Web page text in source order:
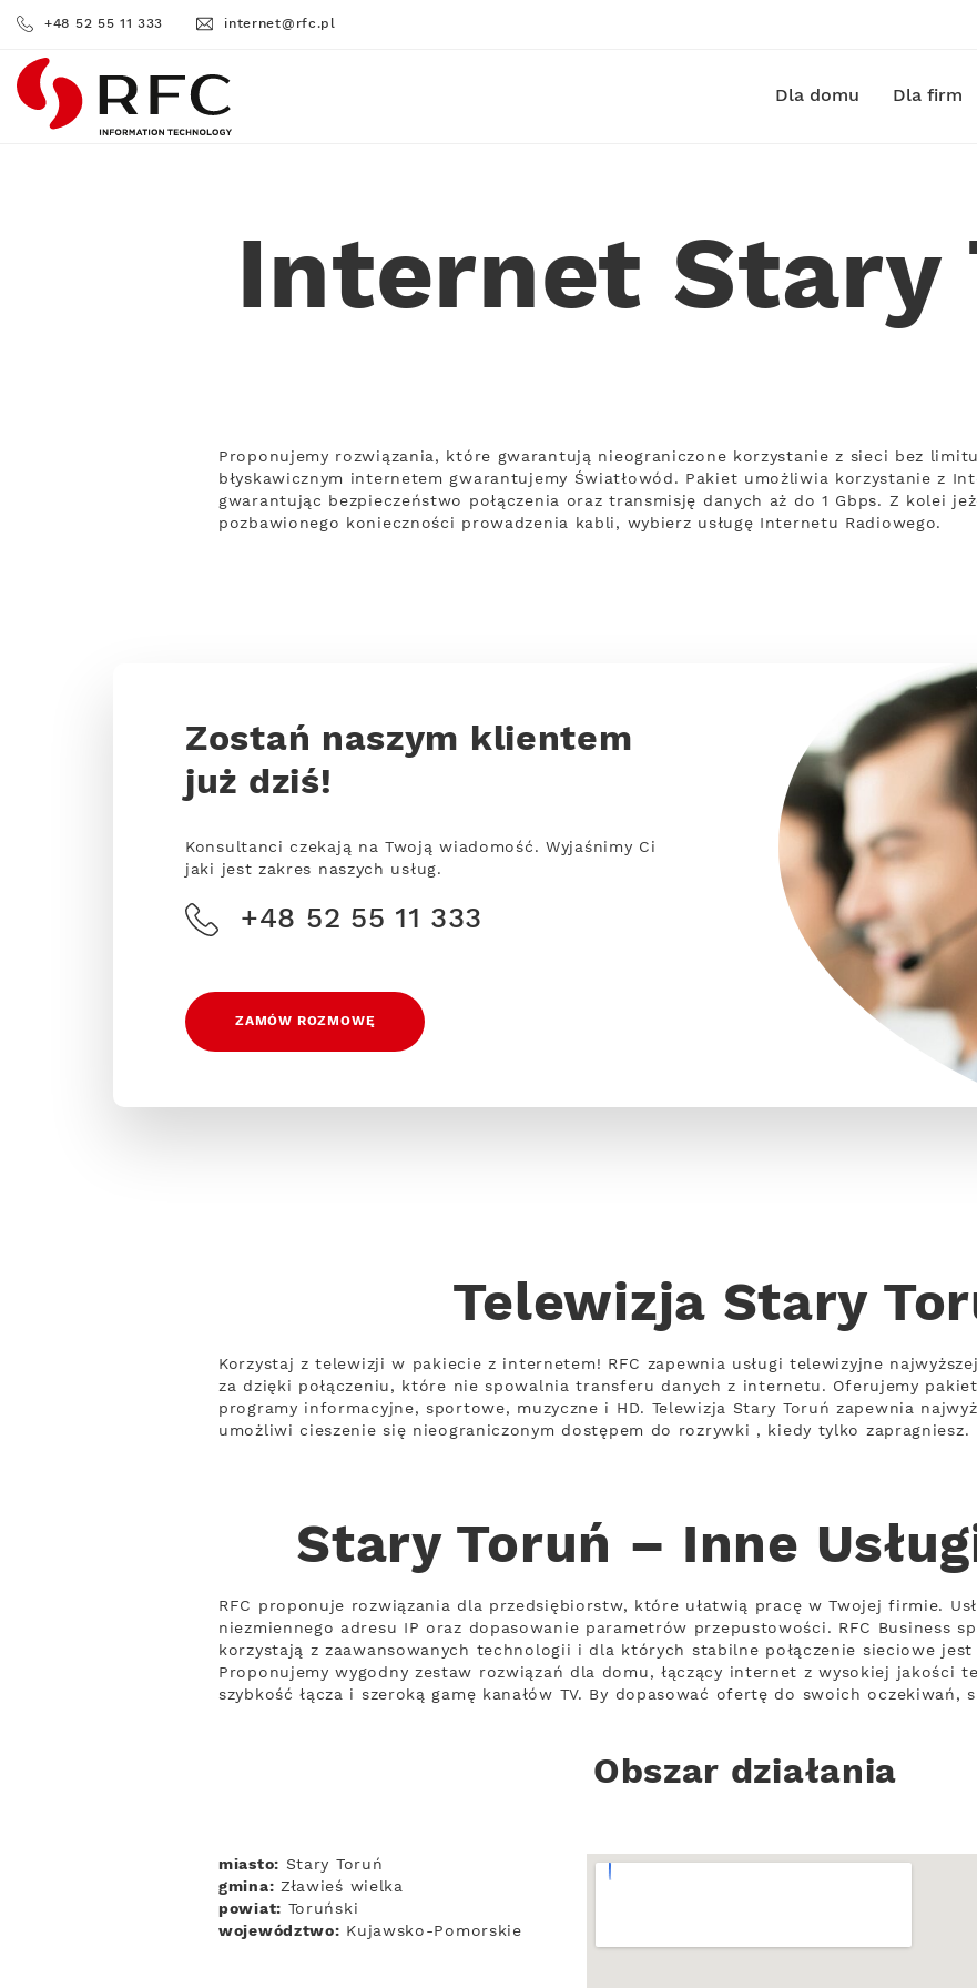
+48 52 55 11 333 internet@rfc.pl
RFC Dla domu Dla firm
Internet Stary
Proponujemy rozwiązania, które gwarantują nieograniczone korzystanie z sieci bez
błyskawicznym internetem gwarantujemy Światłowód. Pakiet umożliwia korzystanie z
gwarantując bezpieczeństwo połączenia oraz transmisję danych aż do 1 Gbps. Z kolei
pozbawionego konieczności prowadzenia kabli, wybierz usługę Internetu Radiowego.
Zostań naszym klientem
już dziś!
Konsultanci czekają na Twoją wiadomość. Wyjaśnimy Ci
jaki jest zakres naszych usług.
+48 52 55 11 333
ZAMÓW ROZMOWĘ
Telewizja Stary
Korzystaj z telewizji w pakiecie z internetem! RFC zapewnia usługi telewizyjne
za dzięki połączeniu, które nie spowalnia transferu danych z internetu. Oferujemy
programy informacyjne, sportowe, muzyczne i HD. Telewizja Stary Toruń zapewnia
umożliwi cieszenie się nieograniczonym dostępem do rozrywki , kiedy tylko zapragniesz.
Stary Toruń – Inne
RFC proponuje rozwiązania dla przedsiębiorstw, które ułatwią pracę w Twojej firmie.
niezmiennego adresu IP oraz dopasowanie parametrów przepustowości. RFC Business
korzystają z zaawansowanych technologii i dla których stabilne połączenie sieciowe jest
Proponujemy wygodny zestaw rozwiązań dla domu, łączący internet z wysokiej jakości
szybkość łącza i szeroką gamę kanałów TV. By dopasować ofertę do swoich
Obszar działania
miasto: Stary Toruń
gmina: Zławieś wielka
powiat: Toruński
województwo: Kujawsko-Pomorskie